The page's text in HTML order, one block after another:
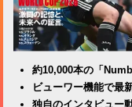
約10,000本の「
ビューワー機能で最
独自のインタビュー